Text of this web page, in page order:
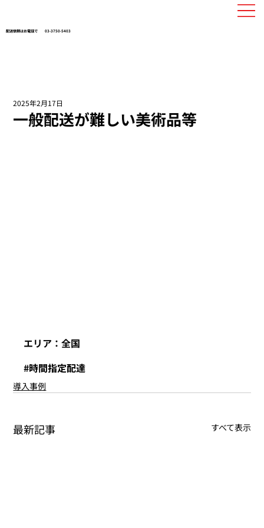
配送依頼はお電話で 03-3750-5403
一般配送が難しい美術品等
2025年2月17日
エリア：全国
#時間指定配達
導入事例
最新記事 すべて表示